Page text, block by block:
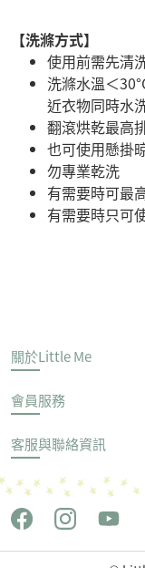
【洗滌方式】
使用前需先清
洗滌水溫＜
近衣物同時水
翻滾烘乾最高
也可使用懸掛
勿專業乾洗
有需要時可最
有需要時只可
關於Little Me
會員服務
客服與聯絡資訊